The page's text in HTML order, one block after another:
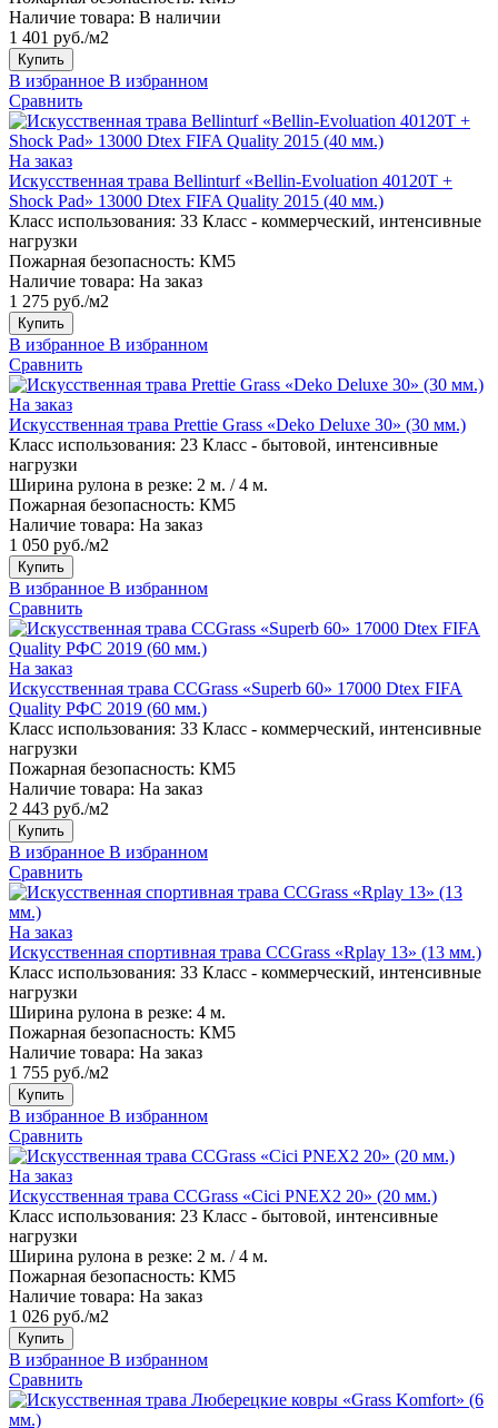
Наличие товара: В наличии
1 401 руб./м2
Купить
В избранное В избранном
Сравнить
На заказ
Искусственная трава Bellinturf «Bellin-Evoluation 40120T +
Shock Pad» 13000 Dtex FIFA Quality 2015 (40 мм.)
Класс использования: 33 Класс - коммерческий, интенсивные
нагрузки
Пожарная безопасность: КМ5
Наличие товара: На заказ
1 275 руб./м2
Купить
В избранное В избранном
Сравнить
На заказ
Искусственная трава Prettie Grass «Deko Deluxe 30» (30 мм.)
Класс использования: 23 Класс - бытовой, интенсивные
нагрузки
Ширина рулона в резке: 2 м. / 4 м.
Пожарная безопасность: КМ5
Наличие товара: На заказ
1 050 руб./м2
Купить
В избранное В избранном
Сравнить
На заказ
Искусственная трава CCGrass «Superb 60» 17000 Dtex FIFA
Quality РФС 2019 (60 мм.)
Класс использования: 33 Класс - коммерческий, интенсивные
нагрузки
Пожарная безопасность: КМ5
Наличие товара: На заказ
2 443 руб./м2
Купить
В избранное В избранном
Сравнить
На заказ
Искусственная спортивная трава CCGrass «Rplay 13» (13 мм.)
Класс использования: 33 Класс - коммерческий, интенсивные
нагрузки
Ширина рулона в резке: 4 м.
Пожарная безопасность: КМ5
Наличие товара: На заказ
1 755 руб./м2
Купить
В избранное В избранном
Сравнить
На заказ
Искусственная трава CCGrass «Cici PNEX2 20» (20 мм.)
Класс использования: 23 Класс - бытовой, интенсивные
нагрузки
Ширина рулона в резке: 2 м. / 4 м.
Пожарная безопасность: КМ5
Наличие товара: На заказ
1 026 руб./м2
Купить
В избранное В избранном
Сравнить